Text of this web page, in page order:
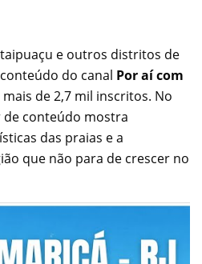
e outros distritos de
do canal Por aí com
de 2,7 mil inscritos. No
conteúdo mostra
das praias e a
que não para de crescer no